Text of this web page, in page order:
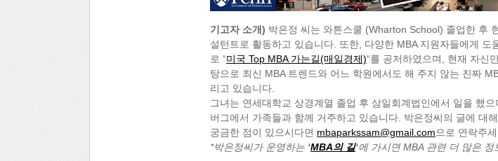
기고자 소개) 박은정 씨는 와튼스쿨 (Wharton School) 졸업한 후
설턴트로 활동하고 있습니다. 또한, 다양한 MBA 지원자들에게 도
로 “미국 Top MBA 가는길(매일경제)“를 공저하였으며, 현재 자신
탕으로 최신 MBA 트렌드와 어느 학원에서도 해 주지 않는 진짜
리고 있습니다.
그녀는 연세대학교 상경계열 졸업 후 삼일회계법인에서 일을 했
버그에서 가족들과 함께 거주하고 있습니다. 박은정씨의 글에 대
궁금한 점이 있으시다면 mbaparkssam@gmail.com으로 연락주
*박은정씨가 운영하는 ‘MBA의 길‘에 가시면 MBA 관련 더 많은 정